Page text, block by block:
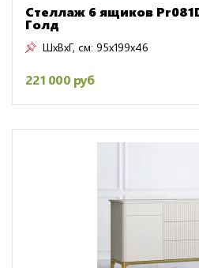
Стеллаж 6 ящиков
Голд
ШxВxГ, см: 95x199x46
221 000 руб